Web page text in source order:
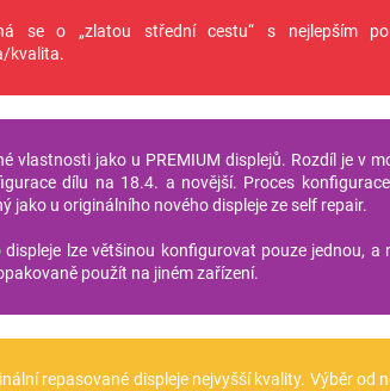
se o „zlatou střední cestu“ s nejlepším
kvalita.
vlastnosti jako u PREMIUM displejů. Rozdíl je v
dílu na 18.4. a novější. Proces
jako u originálního nového displeje ze self repair.
displeje lze většinou konfigurovat pouze jednou, a
použít na jiném zařízení.
repasované displeje nejvyšší kvality. Výběr od